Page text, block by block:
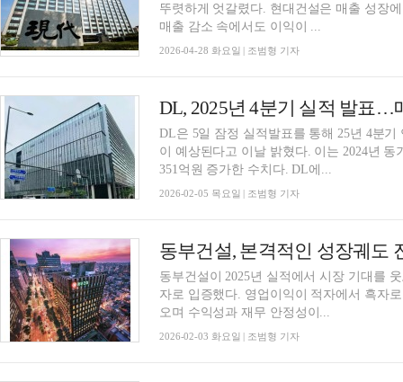
뚜렷하게 엇갈렸다. 현대건설은 매출 성장
매출 감소 속에서도 이익이 ...
2026-04-28 화요일 | 조범형 기자
DL, 2025년 4분기 실적 발표…
DL은 5일 잠정 실적발표를 통해 25년 4분
이 예상된다고 이날 밝혔다. 이는 2024년
351억원 증가한 수치다. DL에...
2026-02-05 목요일 | 조범형 기자
동부건설이 2025년 실적에서 시장 기대를
자로 입증했다. 영업이익이 적자에서 흑자
오며 수익성과 재무 안정성이...
2026-02-03 화요일 | 조범형 기자